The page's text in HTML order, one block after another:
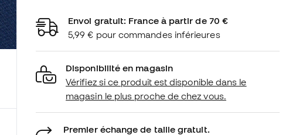
Envoi gratuit: France à partir de 70 €
5,99 € pour commandes inférieures
Disponibilité en magasin
Vérifiez si ce produit est disponible dans le
magasin le plus proche de chez vous.
Premier échange de taille gratuit.